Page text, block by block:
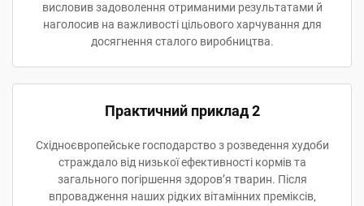
висловив задоволення отриманими результатами й
наголосив на важливості цільового харчування для
досягнення сталого виробництва.
Практичний приклад 2
Східноєвропейське господарство з розведення худоби
страждало від низької ефективності кормів та
загального погіршення здоров’я тварин. Після
впровадження наших рідких вітамінних преміксів,